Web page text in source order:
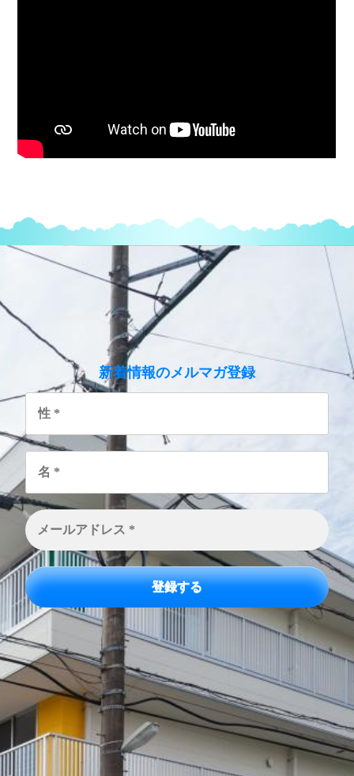
新着情報のメルマガ登録
性
名
メ
ー
ル
ア
ド
レ
ス
*